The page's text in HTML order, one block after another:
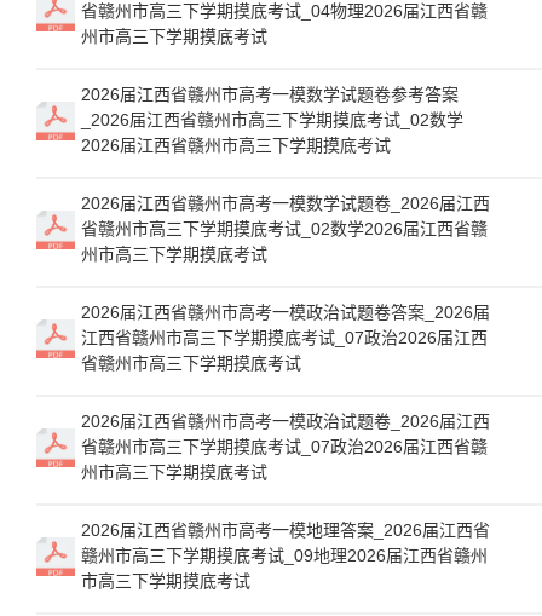
省赣州市高三下学期摸底考试_04物理2026届江西省赣
州市高三下学期摸底考试
2026届江西省赣州市高考一模数学试题卷参考答案
_2026届江西省赣州市高三下学期摸底考试_02数学
2026届江西省赣州市高三下学期摸底考试
2026届江西省赣州市高考一模数学试题卷_2026届江西
省赣州市高三下学期摸底考试_02数学2026届江西省赣
州市高三下学期摸底考试
2026届江西省赣州市高考一模政治试题卷答案_2026届
江西省赣州市高三下学期摸底考试_07政治2026届江西
省赣州市高三下学期摸底考试
2026届江西省赣州市高考一模政治试题卷_2026届江西
省赣州市高三下学期摸底考试_07政治2026届江西省赣
州市高三下学期摸底考试
2026届江西省赣州市高考一模地理答案_2026届江西省
赣州市高三下学期摸底考试_09地理2026届江西省赣州
市高三下学期摸底考试